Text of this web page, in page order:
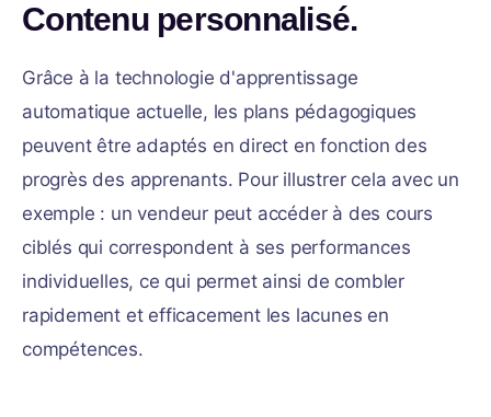
Contenu personnalisé.
Grâce à la technologie d'apprentissage
automatique actuelle, les plans pédagogiques
peuvent être adaptés en direct en fonction des
progrès des apprenants. Pour illustrer cela avec un
exemple : un vendeur peut accéder à des cours
ciblés qui correspondent à ses performances
individuelles, ce qui permet ainsi de combler
rapidement et efficacement les lacunes en
compétences.